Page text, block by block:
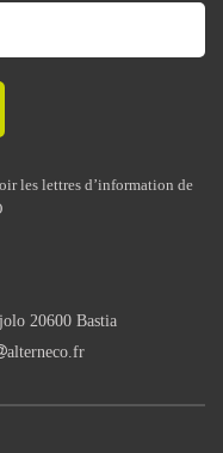
les lettres d’information de
20600 Bastia
alterneco.fr